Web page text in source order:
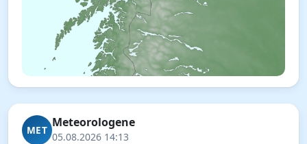
MET
Meteorologene
05.08.2026 14:13